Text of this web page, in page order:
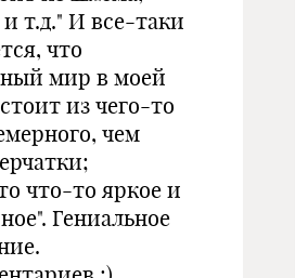
т.д." И все-таки
что
мир в моей
из чего-то
чем
что-то яркое и
Гениальное